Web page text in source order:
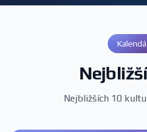
Nejbližších 10